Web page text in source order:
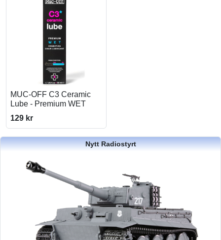
MUC-OFF C3 Ceramic
Lube - Premium WET
129 kr
Nytt Radiostyrt